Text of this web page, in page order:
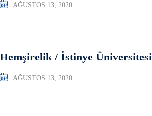
AĞUSTOS 13, 2020
Hemşirelik / İstinye Üniversitesi
AĞUSTOS 13, 2020